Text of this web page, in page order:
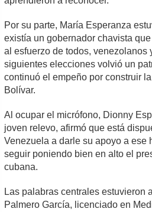
Por su parte, María Esperanza
existía un gobernador chavista
al esfuerzo de todos, venezolanos
siguientes elecciones volvió un
continuó el empeño por construir
Bolívar.
Al ocupar el micrófono, Dionny
joven relevo, afirmó que está
Venezuela a darle su apoyo a ese
seguir poniendo bien en alto el
cubana.
Las palabras centrales estuvieron
Palmero García, licenciado en